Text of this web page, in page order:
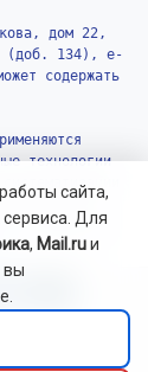
сайта,
Для
, Mail.ruи
вы
дом 22,
(доб. 134), e-
содержать
технологии
территории